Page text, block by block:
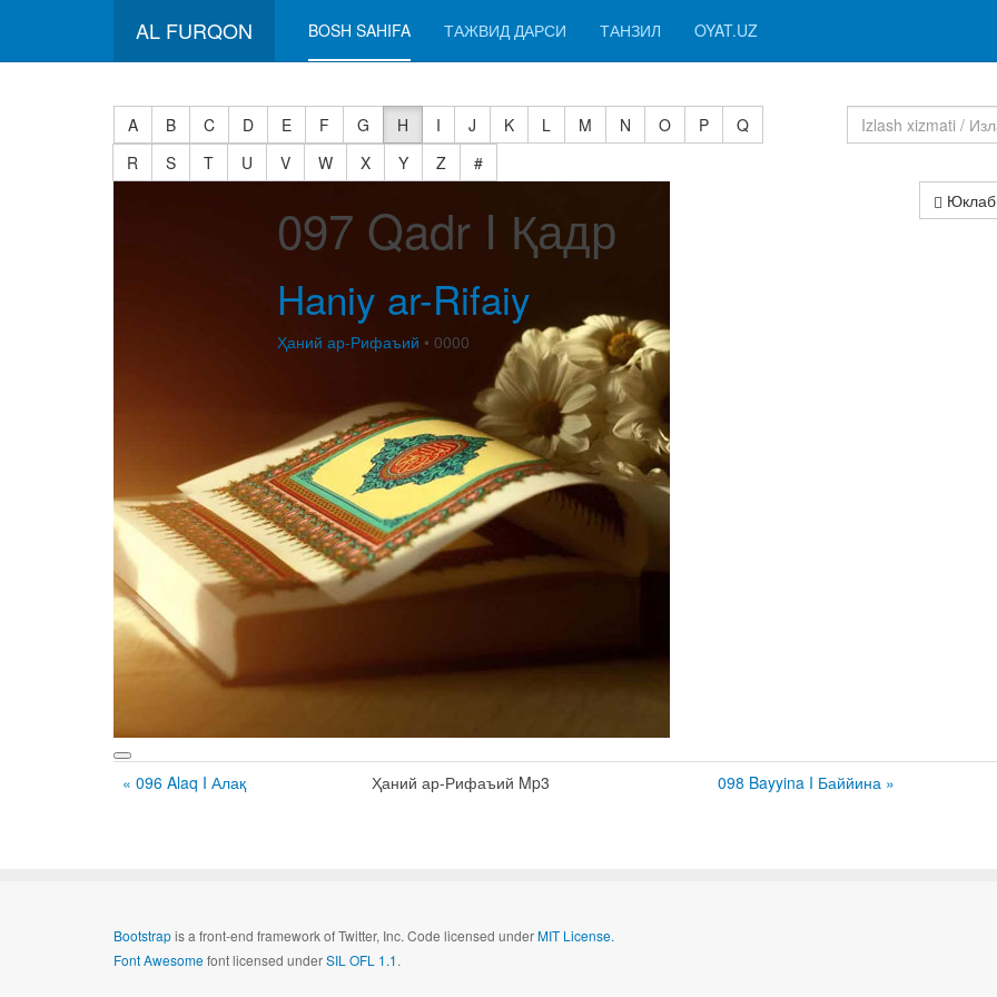
AL FURQON BOSH SAHIFA ТАЖВИД ДАРСИ ТАНЗИЛ OYAT.UZ
A B C D E F G H I J K L M N O P
Q
R
S T U V W X Y Z
#
097 Qadr I Қадр
Haniy ar-Rifaiy
Ҳаний ар-Рифаъий • 0000
« 096 Alaq I Алақ Ҳаний ар-Рифаъий Mp3 098 Bayyina I Баййина »
Bootstrapis a front-end framework of Twitter, Inc. Code licensed underMIT License.
Font Awesomefont licensed underSIL OFL 1.1.